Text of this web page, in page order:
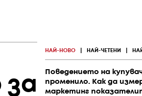
НАЙ-НОВО НАЙ-ЧЕТЕНИ
Поведението на
променило. Как да
маркетинг